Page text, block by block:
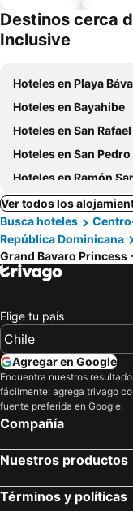
Destinos cerca
Inclusive
Hoteles en Playa
Hoteles en Bayahibe
Hoteles en San Rafael
Hoteles en San Pedro de
Hoteles en Ramón
Ver todos los
Busca hoteles
República Dominicana
Grand Bavaro Princess
Elige tu país
Agregar en Google
Encuentra nuestros
fácilmente: agrega trivago
fuente preferida en Google.
Compañía
Nuestros productos
Términos y políticas